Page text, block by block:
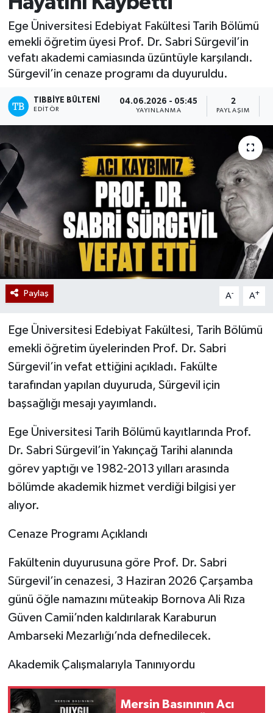
Ege Üniversitesi Edebiyat Fakültesi Tarih Bölümü
emekli öğretim üyesi Prof. Dr. Sabri Sürgevil’in
vefatı akademi camiasında üzüntüyle karşılandı.
Sürgevil’in cenaze programı da duyuruldu.
TIBBIYE BÜLTENI
EDITÖR
04.06.2026 - 05:45
YAYINLANMA
2
PAYLAŞIM
Paylaş A- A+
Ege Üniversitesi Edebiyat Fakültesi, Tarih Bölümü
emekli öğretim üyelerinden Prof. Dr. Sabri
Sürgevil’in vefat ettiğini açıkladı. Fakülte
tarafından yapılan duyuruda, Sürgevil için
başsağlığı mesajı yayımlandı.
Ege Üniversitesi Tarih Bölümü kayıtlarında Prof.
Dr. Sabri Sürgevil’in Yakınçağ Tarihi alanında
görev yaptığı ve 1982-2013 yılları arasında
bölümde akademik hizmet verdiği bilgisi yer
alıyor.
Cenaze Programı Açıklandı
Fakültenin duyurusuna göre Prof. Dr. Sabri
Sürgevil’in cenazesi, 3 Haziran 2026 Çarşamba
günü öğle namazını müteakip Bornova Ali Rıza
Güven Camii’nden kaldırılarak Karaburun
Ambarseki Mezarlığı’nda defnedilecek.
Akademik Çalışmalarıyla Tanınıyordu
Mersin Basınının Acı
Mevzuat